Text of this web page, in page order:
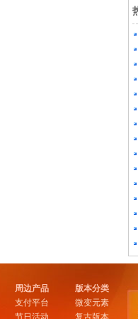
周边产品
支付平台
节日活动
版本分类
微变元素
复古版本